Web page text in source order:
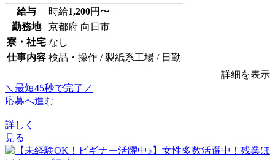
給与 時給1,200円〜
勤務地
京都府 向日市
寮・社宅 なし
仕事内容 検品・操作 / 製紙系工場 / 日勤
詳細を表示
＼最短45秒で完了／
応募へ進む
詳しく
見る